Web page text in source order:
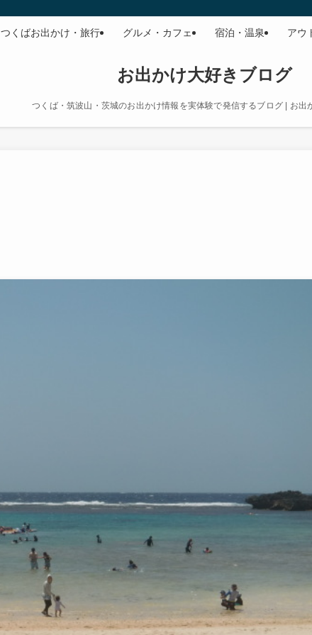
お出かけ大好きブログ
つくば・筑波山・茨城のお出かけ情報を実体験で発信するブログ | お出
つくばお出かけ・旅行 グルメ・カフェ 宿泊・温泉 アウ